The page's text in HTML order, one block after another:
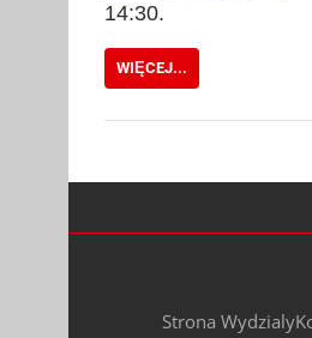
14:30.
WIĘCEJ...
Strona